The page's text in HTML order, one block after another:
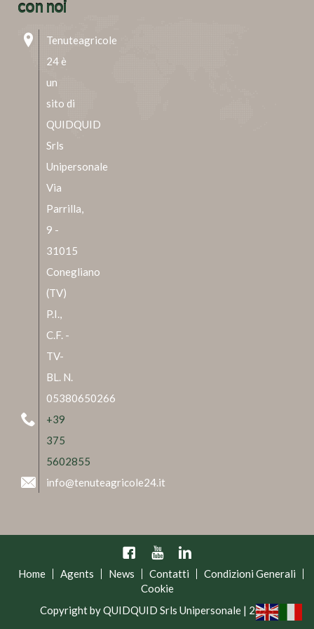
con noi
Tenuteagricole
24 è
un
sito di
QUIDQUID
Srls
Unipersonale
Via
Parrilla,
9 -
31015
Conegliano
(TV)
P.I.,
C.F. -
TV-
BL. N.
05380650266
+39
375
5602855
info@tenuteagricole24.it
Facebook
YouTubeLinkedin
Home Agents News Contatti
Condizioni Generali
Cookie
Copyright by QUIDQUID Srls Unipersonale | 2023